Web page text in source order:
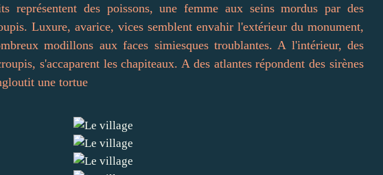
représentent des poissons, une femme aux seins mordus par des
Luxure, avarice, vices semblent envahir l'extérieur du monument,
modillons aux faces simiesques troublantes. A l'intérieur, des
s'accaparent les chapiteaux. A des atlantes répondent des sirènes
une tortue